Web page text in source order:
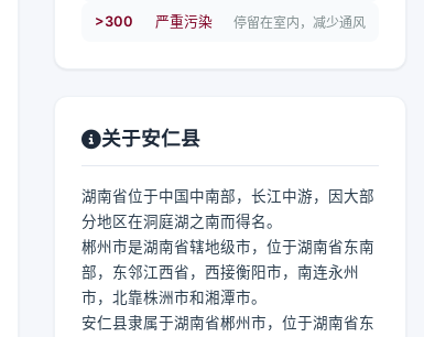
>300 严重污染 停留在室内，减少通风
关于安仁县
湖南省位于中国中南部，长江中游，因大部
分地区在洞庭湖之南而得名。
郴州市是湖南省辖地级市，位于湖南省东南
部，东邻江西省，西接衡阳市，南连永州
市，北靠株洲市和湘潭市。
安仁县隶属于湖南省郴州市，位于湖南省东